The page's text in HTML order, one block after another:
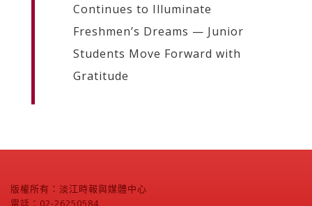
Continues to Illuminate
Freshmen’s Dreams — Junior
Students Move Forward with
Gratitude
版權所有：淡江時報與媒體中心
電話：02-26250584